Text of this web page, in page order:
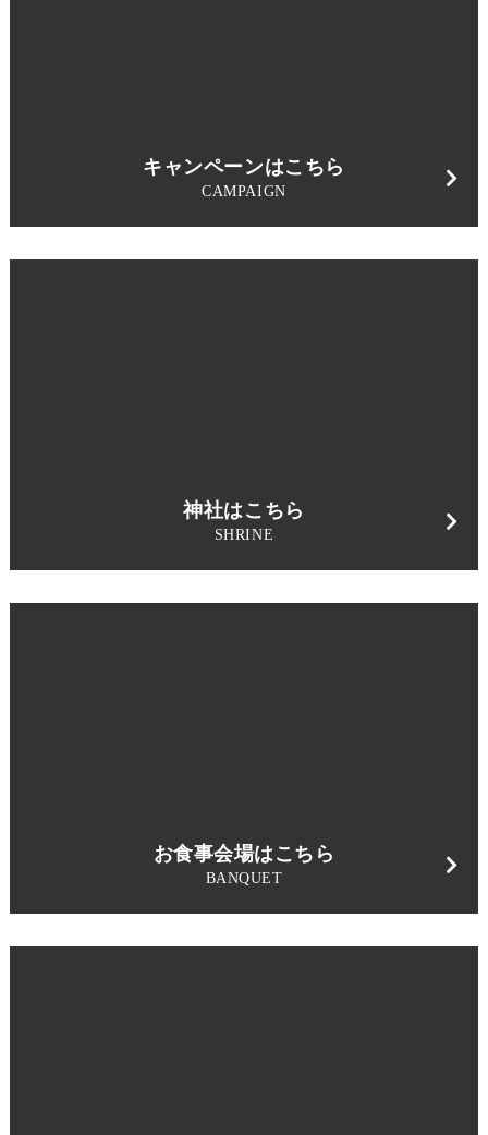
キャンペーンはこちら
CAMPAIGN
神社はこちら
SHRINE
お食事会場はこちら
BANQUET